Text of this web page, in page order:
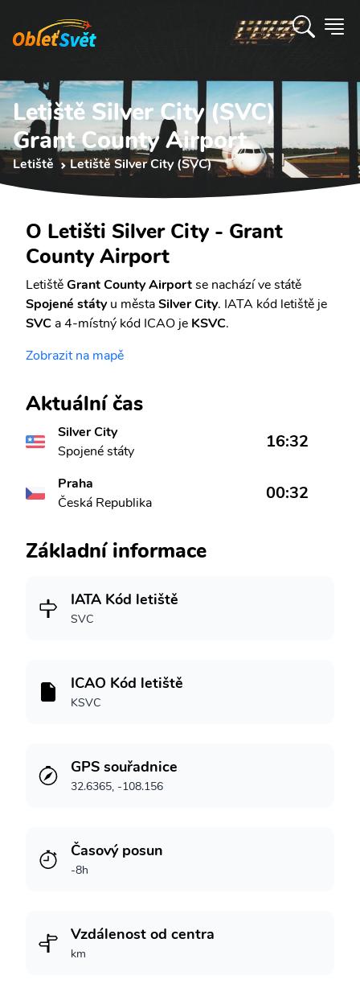
Letiště Silver City (SVC)
Grant County Airport
Letiště Letiště Silver City (SVC)
O Letišti Silver City - Grant
County Airport
LetištěGrant County Airportse nachází ve státě
Spojené státyu městaSilver City. IATA kód letiště je
SVC a 4-místný kód ICAO je KSVC.
Zobrazit na mapě
Aktuální čas
Silver City
Spojené státy
16:32
Praha
Česká Republika
00:32
Základní informace
IATA Kód letiště
SVC
ICAO Kód letiště
KSVC
GPS souřadnice
32.6365, -108.156
Časový posun
-8h
Vzdálenost od centra
km